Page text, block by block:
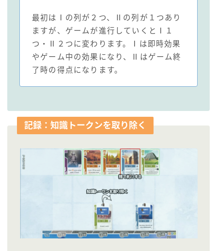
最初はⅠの列が２つ、Ⅱの列が１つあり
ますが、ゲームが進行していくとⅠ１
つ・Ⅱ２つに変わります。Ⅰは即時効果
やゲーム中の効果になり、Ⅱはゲーム終
了時の得点になります。
記録：知識トークンを取り除く